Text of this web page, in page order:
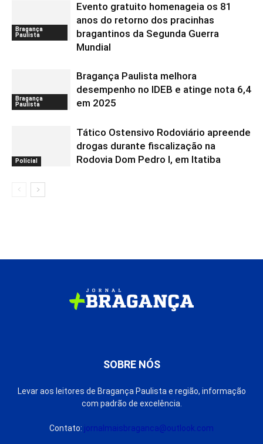
Bragança
Paulista
Evento gratuito homenageia os 81
anos do retorno dos pracinhas
bragantinos da Segunda Guerra
Mundial
Bragança
Paulista
Bragança Paulista melhora
desempenho no IDEB e atinge nota 6,4
em 2025
Polícial
Tático Ostensivo Rodoviário apreende
drogas durante fiscalização na
Rodovia Dom Pedro I, em Itatiba
SOBRE NÓS
Levar aos leitores de Bragança Paulista e região, informação
com padrão de excelência.
Contato: jornalmaisbraganca@outlook.com